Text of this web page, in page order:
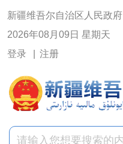
新疆维吾尔自治区人民政府
2026年08月09日 星期天
登录
注册